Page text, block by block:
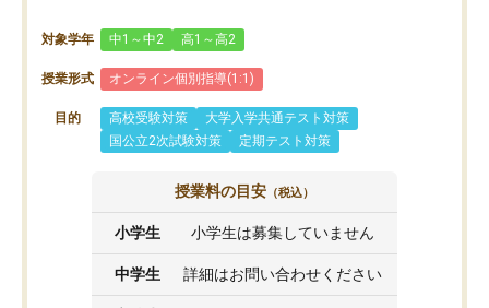
対象学年 中1～中2 高1～高2
授業形式 オンライン個別指導(1:1)
目的 高校受験対策
大学入学共通テスト対策
国公立2次試験対策
定期テスト対策
授業料の目安 （税込）
小学生 小学生は募集していません
中学生 詳細はお問い合わせください